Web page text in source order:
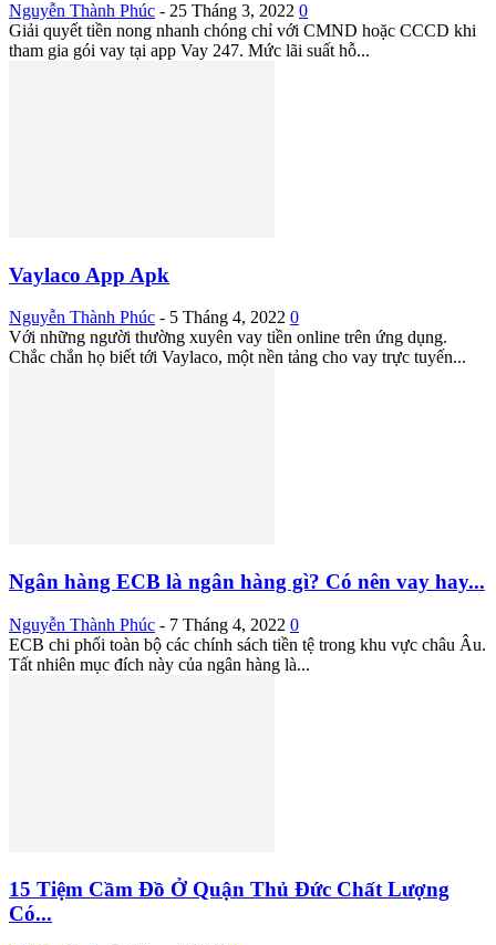
Nguyễn Thành Phúc - 25 Tháng 3, 2022 0
Giải quyết tiền nong nhanh chóng chỉ với CMND hoặc CCCD khi
tham gia gói vay tại app Vay 247. Mức lãi suất hỗ...
Vaylaco App Apk
Nguyễn Thành Phúc - 5 Tháng 4, 2022 0
Với những người thường xuyên vay tiền online trên ứng dụng.
Chắc chắn họ biết tới Vaylaco, một nền tảng cho vay trực tuyến...
Ngân hàng ECB là ngân hàng gì? Có nên vay hay...
Nguyễn Thành Phúc - 7 Tháng 4, 2022 0
ECB chi phối toàn bộ các chính sách tiền tệ trong khu vực châu Âu.
Tất nhiên mục đích này của ngân hàng là...
15 Tiệm Cầm Đồ Ở Quận Thủ Đức Chất Lượng
Có...